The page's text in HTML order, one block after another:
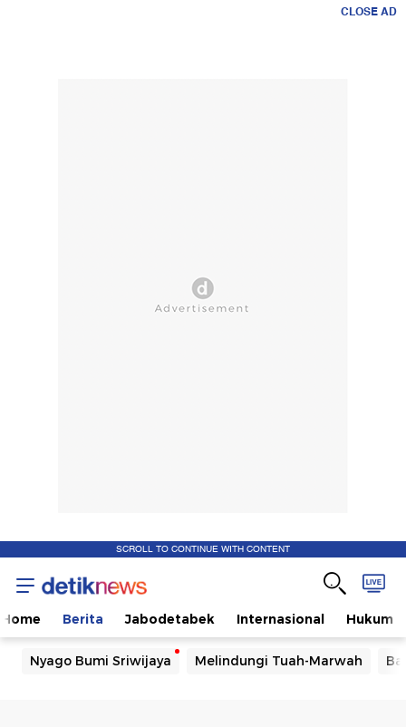
CLOSE AD
SCROLL TO CONTINUE WITH CONTENT
Home Berita Jabodetabek Internasional Hukum
Nyago Bumi Sriwijaya Melindungi Tuah-Marwah